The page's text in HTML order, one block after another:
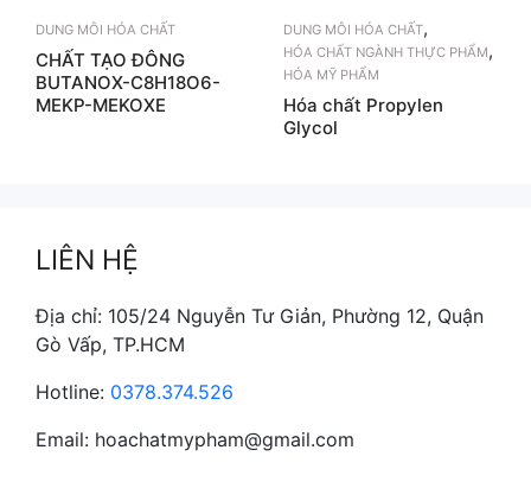
DUNG MÔI HÓA CHẤT
CHẤT TẠO ĐÔNG
BUTANOX-C8H18O6-
MEKP-MEKOXE
DUNG MÔI HÓA CHẤT,
HÓA CHẤT NGÀNH THỰC PHẨM,
HÓA MỸ PHẨM
Hóa chất Propylen
Glycol
LIÊN HỆ
Địa chỉ: 105/24 Nguyễn Tư Giản, Phường 12, Quận
Gò Vấp, TP.HCM
Hotline: 0378.374.526
Email: hoachatmypham@gmail.com